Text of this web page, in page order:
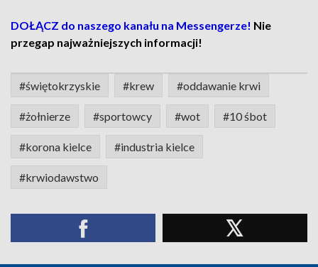
DOŁĄCZ do naszego kanału na Messengerze! Nie
przegap najważniejszych informacji!
#świętokrzyskie #krew #oddawanie krwi
#żołnierze #sportowcy #wot #10 śbot
#korona kielce #industria kielce
#krwiodawstwo